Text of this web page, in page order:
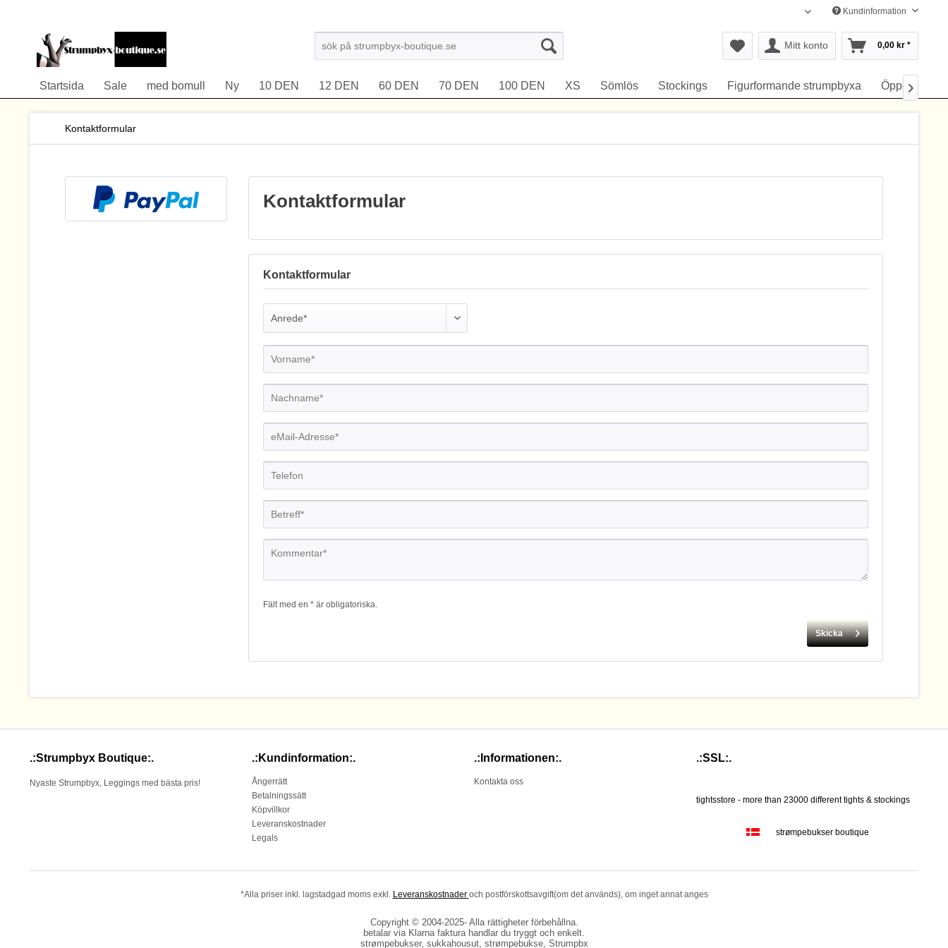
Svenska Kundinformation
Mitt konto 0,00 kr *
Startsida Sale med bomull Ny 10 DEN 12 DEN 60 DEN 70 DEN 100 DEN XS Sömlös Stockings Figurformande strumpbyxa Öppen gren

Kontaktformular
Kontaktformular
Kontaktformular
Fält med en * är obligatoriska.
Skicka
.:Strumpbyx Boutique:.
Nyaste Strumpbyx, Leggings med bästa pris!
.:Kundinformation:.
Ångerrätt
Betalningssätt
Köpvillkor
Leveranskostnader
Legals
.:Informationen:.
Kontakta oss
.:SSL:.
tightsstore - more than 23000 different tights & stockings
strømpebukser boutique
*Alla priser inkl. lagstadgad moms exkl. Leveranskostnader och postförskottsavgift(om det används), om inget annat anges
Copyright © 2004-2025- Alla rättigheter förbehållna.
betalar via Klarna faktura handlar du tryggt och enkelt.
strømpebukser, sukkahousut, strømpebukse, Strumpbx